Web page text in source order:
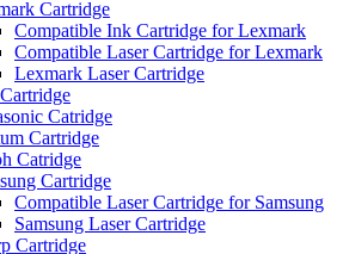
Cartridge
Compatible Ink Cartridge for Lexmark
Compatible Laser Cartridge for Lexmark
Lexmark Laser Cartridge
Catridge
Cartridge
Catridge
Cartridge
Compatible Laser Cartridge for Samsung
Samsung Laser Cartridge
Cartridge